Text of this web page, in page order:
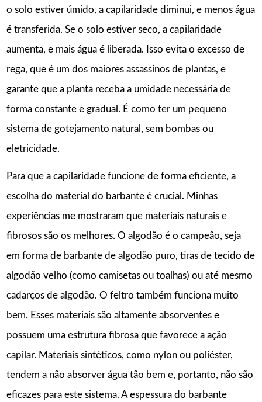
o solo estiver úmido, a capilaridade diminui, e menos água
é transferida. Se o solo estiver seco, a capilaridade
aumenta, e mais água é liberada. Isso evita o excesso de
rega, que é um dos maiores assassinos de plantas, e
garante que a planta receba a umidade necessária de
forma constante e gradual. É como ter um pequeno
sistema de gotejamento natural, sem bombas ou
eletricidade.
Para que a capilaridade funcione de forma eficiente, a
escolha do material do barbante é crucial. Minhas
experiências me mostraram que materiais naturais e
fibrosos são os melhores. O algodão é o campeão, seja
em forma de barbante de algodão puro, tiras de tecido de
algodão velho (como camisetas ou toalhas) ou até mesmo
cadarços de algodão. O feltro também funciona muito
bem. Esses materiais são altamente absorventes e
possuem uma estrutura fibrosa que favorece a ação
capilar. Materiais sintéticos, como nylon ou poliéster,
tendem a não absorver água tão bem e, portanto, não são
eficazes para este sistema. A espessura do barbante